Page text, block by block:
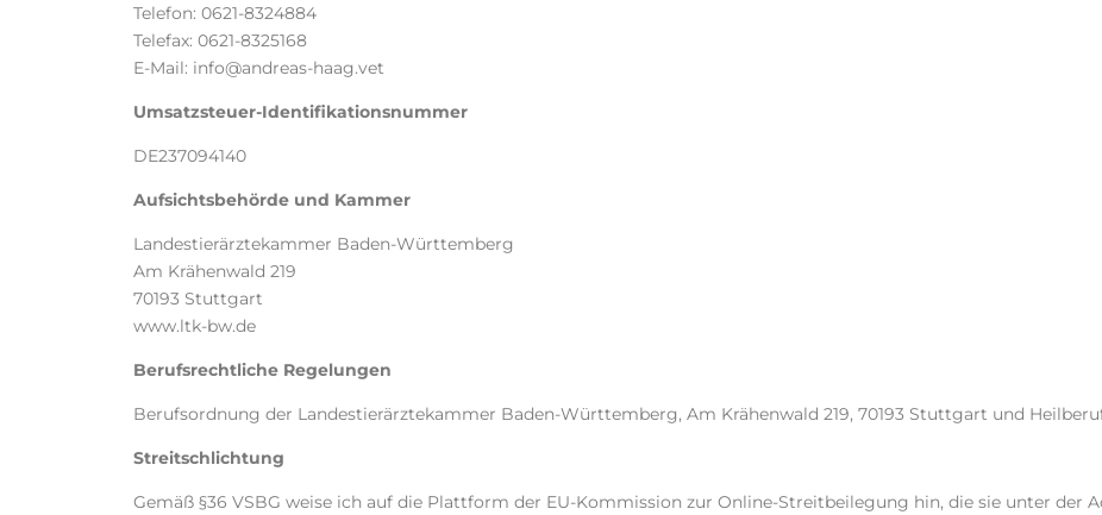
Telefon: 0621-8324884
Telefax: 0621-8325168
E-Mail: info@andreas-haag.vet
Umsatzsteuer-Identifikationsnummer
DE237094140
Aufsichtsbehörde und Kammer
Landestierärztekammer Baden-Württemberg
Am Krähenwald 219
70193 Stuttgart
www.ltk-bw.de
Berufsrechtliche Regelungen
Berufsordnung der Landestierärztekammer Baden-Württemberg, Am Krähenwald 219, 70193 Stuttgart und
Streitschlichtung
Gemäß §36 VSBG weise ich auf die Plattform der EU-Kommission zur Online-Streitbeilegung hin, die sie unter der